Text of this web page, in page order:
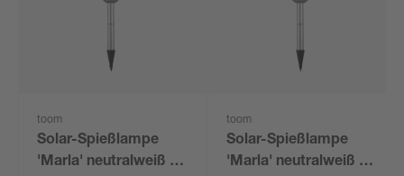
toom
Solar-Spießlampe
'Marla' neutralweiß IP
toom
Solar-Spießlampe
'Marla' neutralweiß IP